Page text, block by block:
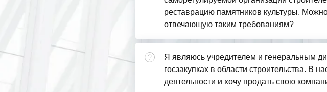
реставрацию памятников культуры.
отвечающую таким требованиям?
Я являюсь учредителем и генеральным
госзакупках в области строительства. В
деятельности и хочу продать свою